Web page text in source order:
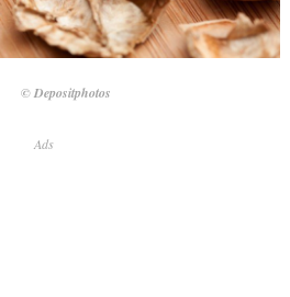
© Depositphotos
Ads